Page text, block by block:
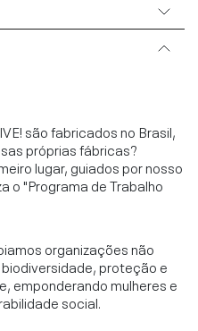
são fabricados no Brasil,
próprias fábricas?
lugar, guiados por nosso
o "Programa de Trabalho
organizações não
proteção e
emponderando mulheres e
social.